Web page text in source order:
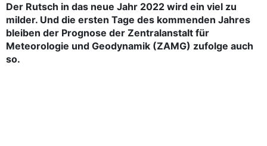
Der Rutsch in das neue Jahr 2022 wird ein viel zu
milder. Und die ersten Tage des kommenden Jahres
bleiben der Prognose der Zentralanstalt für
Meteorologie und Geodynamik (ZAMG) zufolge auch
so.